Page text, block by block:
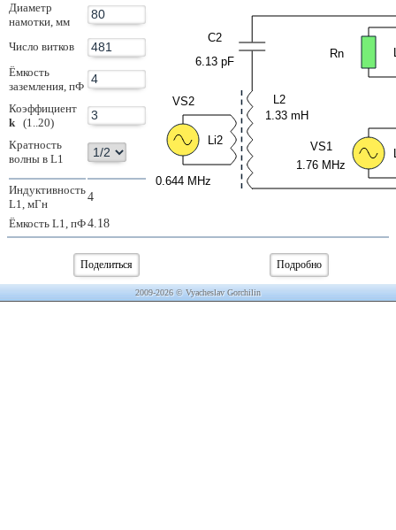
Диаметр
намотки, мм
Число витков
Ёмкость
заземления, пФ
Коэффициент
k (1..20)
Кратность
волны в L1
Индуктивность
L1, мГн
4
Ёмкость L1, пФ4.18
VS1
1.76 MHz
Rn
VS2
0.644 MHz
Li2
C2
6.13 pF
L2
1.33 mH
Поделиться Подробно
2009-2026 © Vyacheslav Gorchilin